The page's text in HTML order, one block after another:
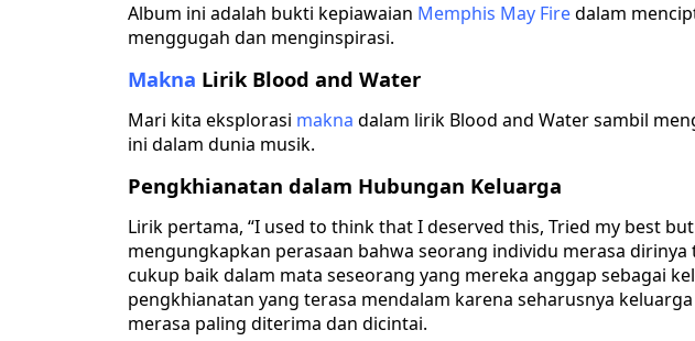
Album ini adalah bukti kepiawaian Memphis May Firedalam
menggugah dan menginspirasi.
Makna Lirik Blood and Water
Mari kita eksplorasi makna dalam lirik Blood and Water sambil
ini dalam dunia musik.
Pengkhianatan dalam Hubungan Keluarga
Lirik pertama, “I used to think that I deserved this, Tried my best
mengungkapkan perasaan bahwa seorang individu merasa
cukup baik dalam mata seseorang yang mereka anggap sebagai
pengkhianatan yang terasa mendalam karena seharusnya
merasa paling diterima dan dicintai.